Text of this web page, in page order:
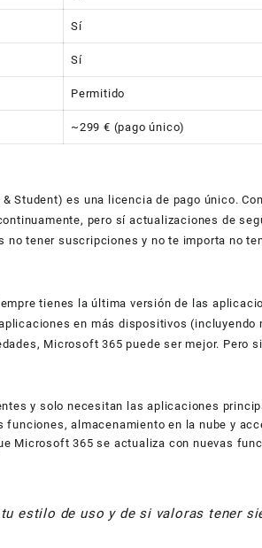
Sí
Sí
Permitido
~299 € (pago único)
Student) es una licencia de pago único.
pero sí actualizaciones de
tener suscripciones y no te importa no
tienes la última versión de las
en más dispositivos
Microsoft 365 puede ser mejor. Pero
y solo necesitan las aplicaciones
almacenamiento en la nube y
Microsoft 365 se actualiza con nuevas
estilo de uso y de si valoras tener